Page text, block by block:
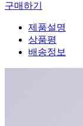
구매하기
제품설명
상품평
배송정보